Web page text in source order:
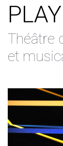
Théâtre
et